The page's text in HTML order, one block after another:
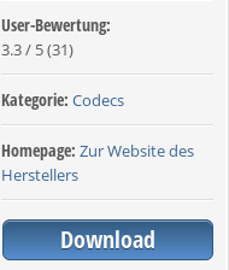
User-Bewertung:
3.3/ 5(31)
Kategorie: Codecs
Homepage: Zur Website des
Herstellers
Download